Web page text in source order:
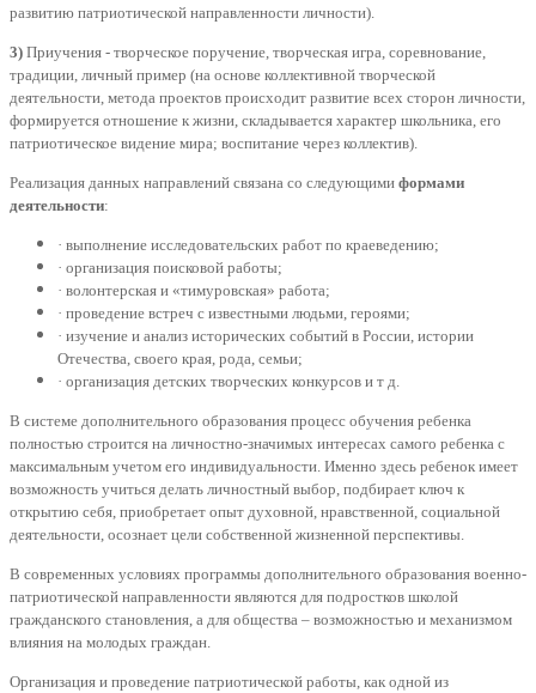
развитию патриотической направленности личности).
3) Приучения - творческое поручение, творческая игра, соревнование,
традиции, личный пример (на основе коллективной творческой
деятельности, метода проектов происходит развитие всех сторон личности,
формируется отношение к жизни, складывается характер школьника, его
патриотическое видение мира; воспитание через коллектив).
Реализация данных направлений связана со следующими формами
деятельности:
· выполнение исследовательских работ по краеведению;
· организация поисковой работы;
· волонтерская и «тимуровская» работа;
· проведение встреч с известными людьми, героями;
· изучение и анализ исторических событий в России, истории
Отечества, своего края, рода, семьи;
· организация детских творческих конкурсов и т д.
В системе дополнительного образования процесс обучения ребенка
полностью строится на личностно-значимых интересах самого ребенка с
максимальным учетом его индивидуальности. Именно здесь ребенок имеет
возможность учиться делать личностный выбор, подбирает ключ к
открытию себя, приобретает опыт духовной, нравственной, социальной
деятельности, осознает цели собственной жизненной перспективы.
В современных условиях программы дополнительного образования военно-
патриотической направленности являются для подростков школой
гражданского становления, а для общества – возможностью и механизмом
влияния на молодых граждан.
Организация и проведение патриотической работы, как одной из